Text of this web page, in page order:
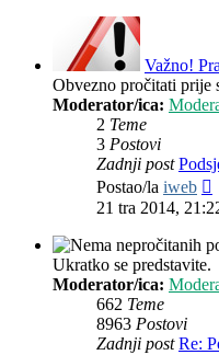
Važno!
Obvezno pročitati prije
Moderator/ica:
2 Teme
3 Postovi
Zadnji post
Postao/la iweb
21 tra 2014,
Ukratko se predstavite.
Moderator/ica:
662 Teme
8963 Postovi
Zadnji post Re: